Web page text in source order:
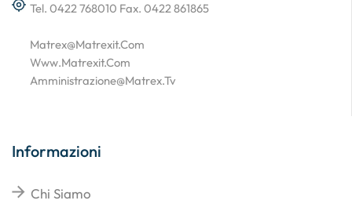
Tel. 0422 768010 Fax. 0422 861865
Matrex@matrexit.com
Www.matrexit.com
Amministrazione@matrex.tv
Informazioni
Chi Siamo